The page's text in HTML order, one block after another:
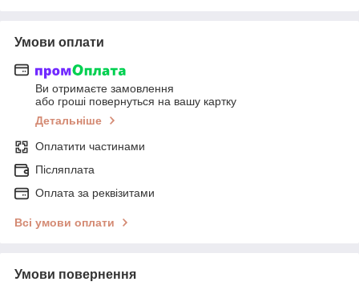
Умови оплати
Ви отримаєте замовлення
або гроші повернуться на вашу картку
Детальніше
Оплатити частинами
Післяплата
Оплата за реквізитами
Всі умови оплати
Умови повернення